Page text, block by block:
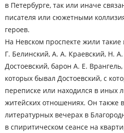
в Петербурге, так или иначе
писателя или сюжетными
героев.
На Невском проспекте жили такие
Г. Белинский, А. А. Краевский, Н.
Достоевский, барон А. Е.
которых бывал Достоевский, с
переписке или находился в иных
житейских отношениях. Он также
литературных вечерах в
в спиритическом сеансе на